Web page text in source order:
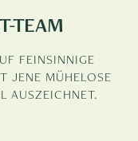
TEAM
FEINSINNIGE
JENE MÜHELOSE
AUSZEICHNET.